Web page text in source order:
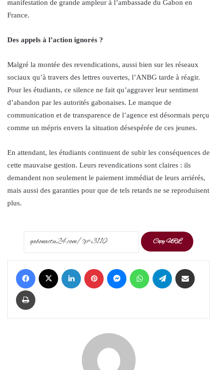
manifestation de grande ampleur à l’ambassade du Gabon en
France.
Des appels à l’action ignorés ?
Malgré la montée des revendications, aussi bien sur les réseaux
sociaux qu’à travers des lettres ouvertes, l’ANBG tarde à réagir.
Pour les étudiants, ce silence ne fait qu’aggraver leur sentiment
d’abandon par les autorités gabonaises. Le manque de
communication et de transparence de l’agence est désormais perçu
comme un mépris envers la situation désespérée de ces jeunes.
En attendant, les étudiants continuent de subir les conséquences de
cette mauvaise gestion. Leurs revendications sont claires : ils
demandent non seulement le paiement immédiat de leurs arriérés,
mais aussi des garanties pour que de tels retards ne se reproduisent
plus.
Copy URL
Facebook LinkedIn Pinterest Messenger WhatsApp Telegram
Print